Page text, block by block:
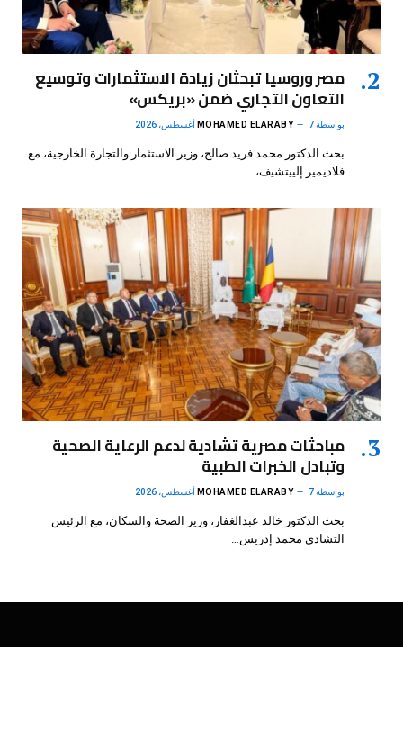
مصر وروسيا تبحثان زيادة الاستثمارات وتوسيع
التعاون التجاري ضمن «بريكس»
بواسطة MOHAMED ELARABY 7 أغسطس، 2026
بحث الدكتور محمد فريد صالح، وزير الاستثمار والتجارة الخارجية، مع
فلاديمير إلييتشيف،…
مباحثات مصرية تشادية لدعم الرعاية الصحية
وتبادل الخبرات الطبية
بواسطة MOHAMED ELARABY 7 أغسطس، 2026
بحث الدكتور خالد عبدالغفار، وزير الصحة والسكان، مع الرئيس
التشادي محمد إدريس…